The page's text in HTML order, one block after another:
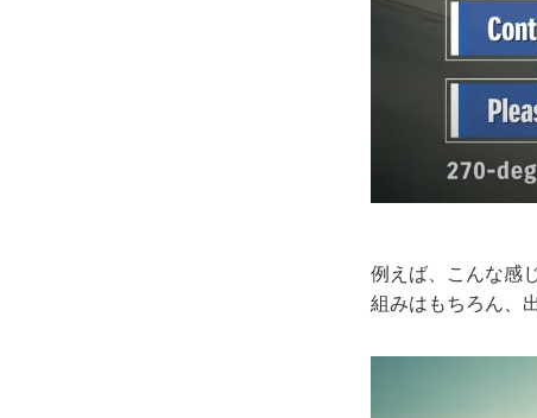
例えば、こんな感
組みはもちろん、